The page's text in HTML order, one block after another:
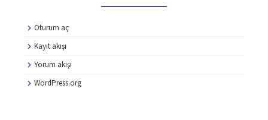
Oturum aç
Kayıt akışı
Yorum akışı
WordPress.org